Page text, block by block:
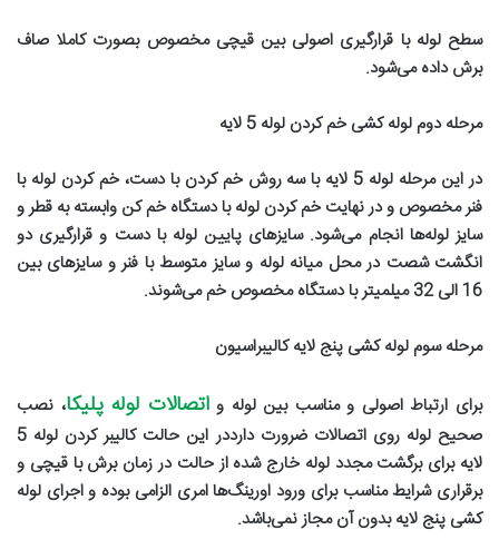
سطح لوله با قرارگیری اصولی بین قیچی مخصوص بصورت کاملا صاف
برش داده می‌شود.
مرحله دوم لوله کشی خم کردن لوله 5 لایه
در این مرحله لوله 5 لایه با سه روش خم کردن با دست، خم کردن لوله با
فنر مخصوص و در نهایت خم کردن لوله با دستگاه خم کن وابسته به قطر و
سایز لوله‌ها انجام می‌شود. سایز‌های پایین لوله با دست و قرارگیری دو
انگشت شصت در محل میانه لوله و سایز متوسط با فنر و سایز‌های بین
16 الی 32 میلمیتر با دستگاه مخصوص خم می‌شوند
.
مرحله سوم لوله کشی پنج لایه کالیبراسیون
برای ارتباط اصولی و مناسب بین لوله واتصالات لوله پلیکا، نصب
صحیح لوله روی اتصالات ضرورت دارددر این حالت کالیبر کردن لوله 5
لایه برای برگشت مجدد لوله خارج شده از حالت در زمان برش با قیچی و
برقراری شرایط مناسب برای ورود اورینگ‌ها امری الزامی بوده و اجرای لوله
کشی پنج لایه بدون آن مجاز نمی‌باشد.